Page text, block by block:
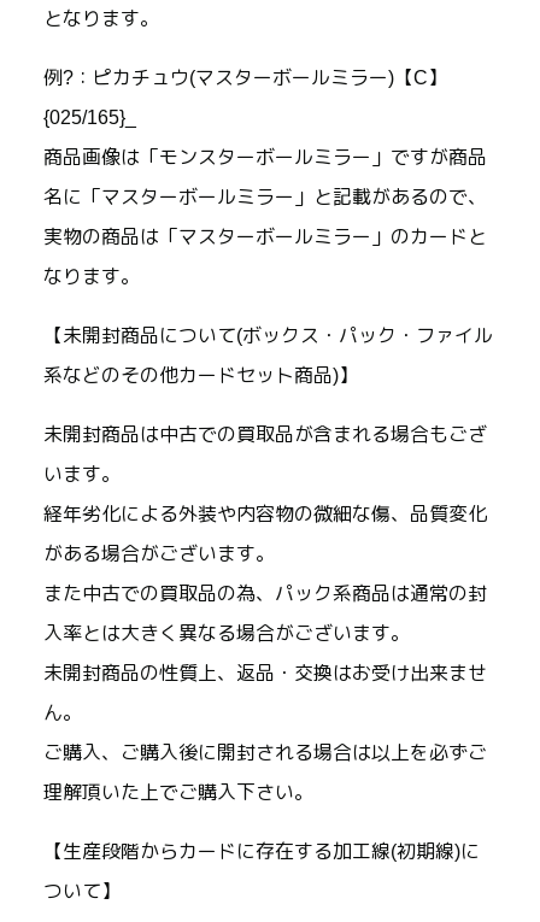
となります。
例?：ピカチュウ(マスターボールミラー)【C】
{025/165}_
商品画像は「モンスターボールミラー」ですが商品
名に「マスターボールミラー」と記載があるので、
実物の商品は「マスターボールミラー」のカードと
なります。
【未開封商品について(ボックス・パック・ファイル
系などのその他カードセット商品)】
未開封商品は中古での買取品が含まれる場合もござ
います。
経年劣化による外装や内容物の微細な傷、品質変化
がある場合がございます。
また中古での買取品の為、パック系商品は通常の封
入率とは大きく異なる場合がございます。
未開封商品の性質上、返品・交換はお受け出来ませ
ん。
ご購入、ご購入後に開封される場合は以上を必ずご
理解頂いた上でご購入下さい。
【生産段階からカードに存在する加工線(初期線)に
ついて】